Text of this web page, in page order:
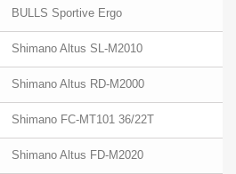
BULLS Sportive Ergo
Shimano Altus SL-M2010
Shimano Altus RD-M2000
Shimano FC-MT101 36/22T
Shimano Altus FD-M2020